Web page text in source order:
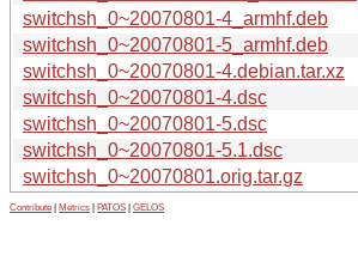
switchsh_0~20070801-4_armhf.deb
switchsh_0~20070801-5_armhf.deb
switchsh_0~20070801-4.debian.tar.xz
switchsh_0~20070801-4.dsc
switchsh_0~20070801-5.dsc
switchsh_0~20070801-5.1.dsc
switchsh_0~20070801.orig.tar.gz
Contribute Metrics PATOS GELOS